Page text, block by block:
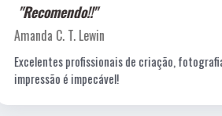
"Recomendo!!"
Amanda C. T. Lewin
Excelentes profissionais de criação,
impressão é impecável!